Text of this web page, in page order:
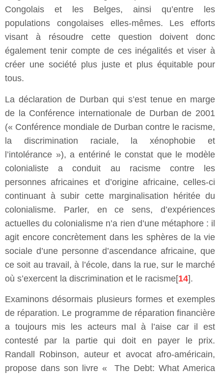
Congolais et les Belges, ainsi qu’entre les
populations congolaises elles-mêmes. Les efforts
visant à résoudre cette question doivent donc
également tenir compte de ces inégalités et viser à
créer une société plus juste et plus équitable pour
tous.
La déclaration de Durban qui s’est tenue en marge
de la Conférence internationale de Durban de 2001
(« Conférence mondiale de Durban contre le racisme,
la discrimination raciale, la xénophobie et
l’intolérance »), a entériné le constat que le modèle
colonialiste a conduit au racisme contre les
personnes africaines et d’origine africaine, celles-ci
continuant à subir cette marginalisation héritée du
colonialisme. Parler, en ce sens, d’expériences
actuelles du colonialisme n’a rien d’une métaphore : il
agit encore concrètement dans les sphères de la vie
sociale d’une personne d’ascendance africaine, que
ce soit au travail, à l’école, dans la rue, sur le marché
où s’exercent la discrimination et le racisme[14].
Examinons désormais plusieurs formes et exemples
de réparation. Le programme de réparation financière
a toujours mis les acteurs mal à l’aise car il est
contesté par la partie qui doit en payer le prix.
Randall Robinson, auteur et avocat afro-américain,
propose dans son livre « The Debt: What America